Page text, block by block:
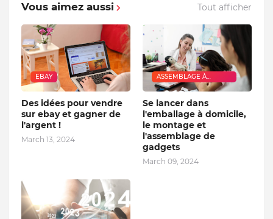
Vous aimez aussi Tout afficher
EBAY
Des idées pour vendre
sur ebay et gagner de
l'argent !
March 13, 2024
ASSEMBLAGE À
DOMICILE
Se lancer dans
l'emballage à domicile,
le montage et
l'assemblage de
gadgets
March 09, 2024